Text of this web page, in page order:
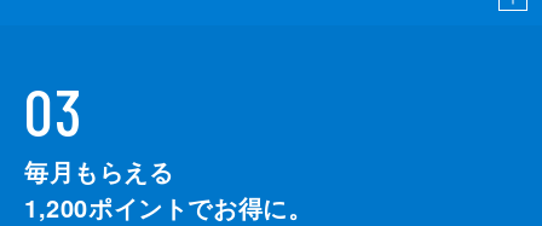
03
毎月もらえる
1,200ポイントでお得に。